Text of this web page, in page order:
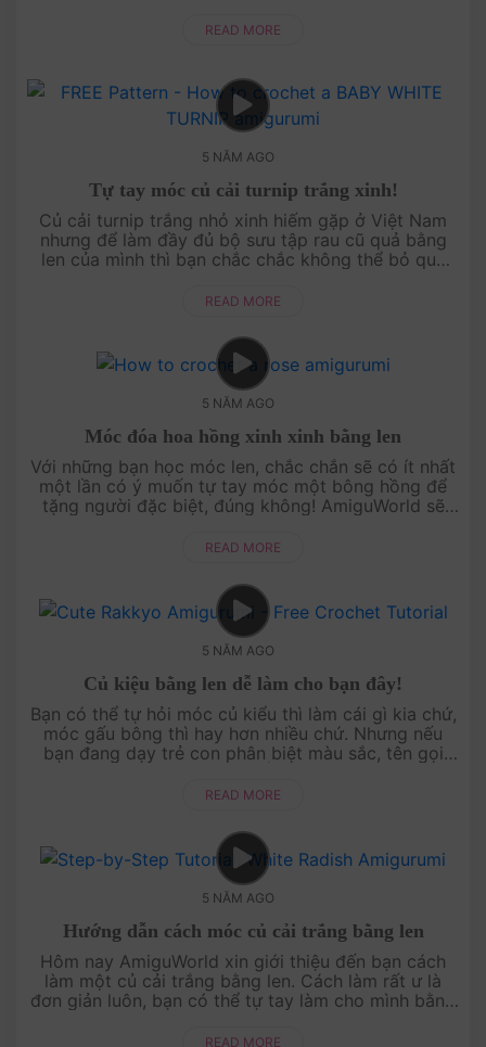
b....
READ MORE
5 NĂM AGO
Tự tay móc củ cải turnip trắng xinh!
Củ cải turnip trắng nhỏ xinh hiếm gặp ở Việt Nam
nhưng để làm đầy đủ bộ sưu tập rau cũ quả bằng
len của mình thì bạn chắc chắc không thể bỏ qua
READ MORE
5 NĂM AGO
Móc đóa hoa hồng xinh xinh bằng len
Với những bạn học móc len, chắc chắn sẽ có ít nhất
một lần có ý muốn tự tay móc một bông hồng để
tặng người đặc biệt, đúng không! AmiguWorld sẽ
READ MORE
5 NĂM AGO
Củ kiệu bằng len dễ làm cho bạn đây!
Bạn có thể tự hỏi móc củ kiểu thì làm cái gì kia chứ,
móc gấu bông thì hay hơn nhiều chứ. Nhưng nếu
bạn đang dạy trẻ con phân biệt màu sắc, tên gọi
READ MORE
5 NĂM AGO
Hướng dẫn cách móc củ cải trắng bằng len
Hôm nay AmiguWorld xin giới thiệu đến bạn cách
làm một củ cải trắng bằng len. Cách làm rất ư là
đơn giản luôn, bạn có thể tự tay làm cho mình bằng
READ MORE